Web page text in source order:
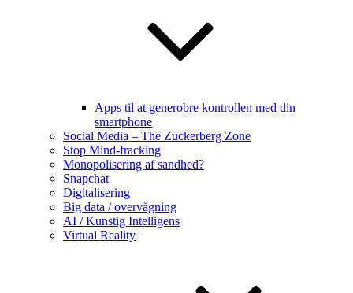
Apps til at generobre kontrollen med din
smartphone
Social Media – The Zuckerberg Zone
Stop Mind-fracking
Monopolisering af sandhed?
Snapchat
Digitalisering
Big data / overvågning
AI / Kunstig Intelligens
Virtual Reality